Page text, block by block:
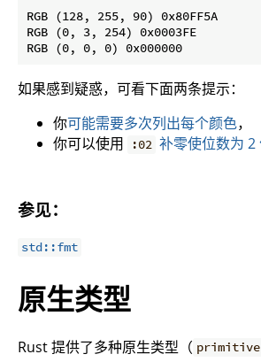
RGB (128, 255, 90) 0x80FF5A
RGB (0, 3, 254) 0x0003FE
如果感到疑惑，可看下面两条提示：
你可能需要多次列出每个颜色，
你可以使用
:02 补零使位数为 2
参见：
std::fmt
原生类型
Rust 提供了多种原生类型（